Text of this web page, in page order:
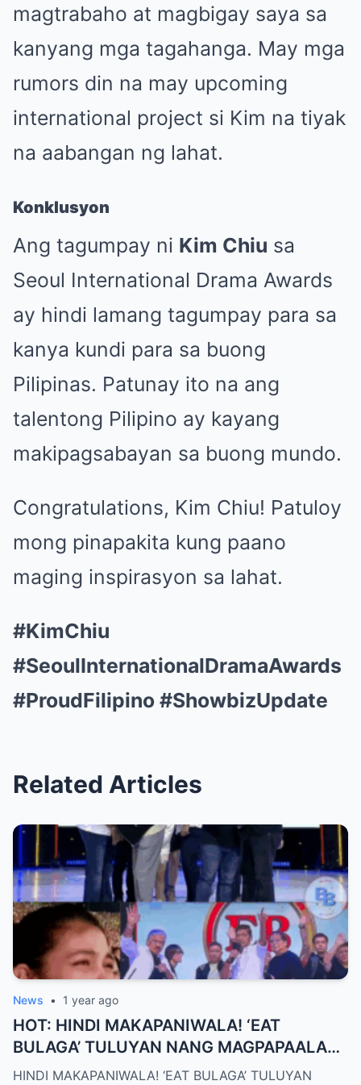
magtrabaho at magbigay saya sa
kanyang mga tagahanga. May mga
rumors din na may upcoming
international project si Kim na tiyak
na aabangan ng lahat.
Konklusyon
Ang tagumpay ni Kim Chiu sa
Seoul International Drama Awards
ay hindi lamang tagumpay para sa
kanya kundi para sa buong
Pilipinas. Patunay ito na ang
talentong Pilipino ay kayang
makipagsabayan sa buong mundo.
Congratulations, Kim Chiu! Patuloy
mong pinapakita kung paano
maging inspirasyon sa lahat.
#KimChiu
#SeoulInternationalDramaAwards
#ProudFilipino #ShowbizUpdate
Related Articles
News • 1 year ago
HOT: HINDI MAKAPANIWALA! ‘EAT
BULAGA’ TULUYAN NANG MAGPAPAALAM
– MGA TAGAHANGA, LABIS ANG LUNGKOT
HINDI MAKAPANIWALA! ‘EAT BULAGA’ TULUYAN